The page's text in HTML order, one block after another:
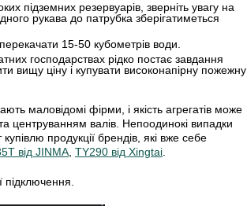
підземних резервуарів, зверніть увагу на
рукава до патрубка зберігатиметься
15-50 кубометрів води.
господарствах рідко постає завдання
вищу ціну і купувати високонапірну пожежну
маловідомі фірми, і якість агрегатів може
центруванням валів. Непоодинокі випадки
продукції брендів, які вже себе
від JINMA TY290 від Xingtai